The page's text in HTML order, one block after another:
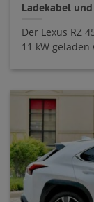
Ladekabel
Der Lexus RZ
11 kW